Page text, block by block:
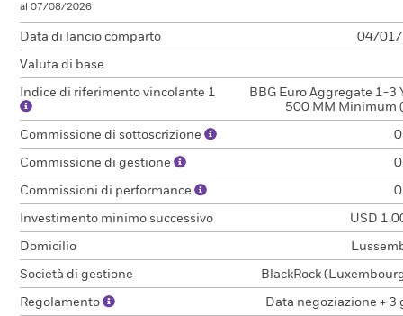
al 07/08/2026
Data di lancio comparto 04/01/
Valuta di base
Indice di riferimento vincolante 1
BBG Euro Aggregate 1-3
500 MM Minimum
Commissione di sottoscrizione
Commissione di gestione
Commissioni di performance
Investimento minimo successivo USD
Domicilio
Società di gestione BlackRock
Regolamento Data negoziazione + 3